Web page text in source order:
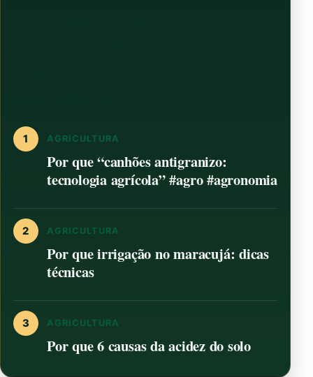
1 AGRICULTURA
Por que “canhões antigranizo:
tecnologia agrícola” #agro #agronomia
2 AGRICULTURA
Por que irrigação no maracujá: dicas
técnicas
3 AGRICULTURA
Por que 6 causas da acidez do solo